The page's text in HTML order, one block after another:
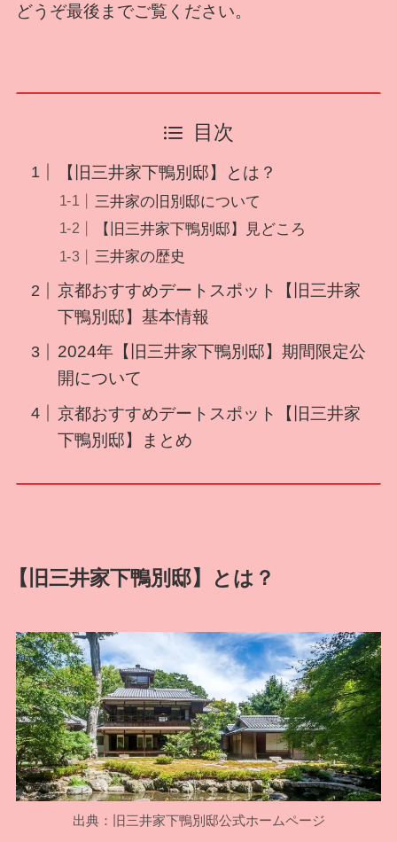
どうぞ最後までご覧ください。
目次
【旧三井家下鴨別邸】とは？
三井家の旧別邸について
【旧三井家下鴨別邸】見どころ
三井家の歴史
京都おすすめデートスポット【旧三井家
下鴨別邸】基本情報
2024年【旧三井家下鴨別邸】期間限定公
開について
京都おすすめデートスポット【旧三井家
下鴨別邸】まとめ
【旧三井家下鴨別邸】とは？
出典：旧三井家下鴨別邸公式ホームページ